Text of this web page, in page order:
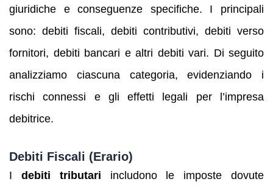
giuridiche e conseguenze specifiche. I principali
sono: debiti fiscali, debiti contributivi, debiti verso
fornitori, debiti bancari e altri debiti vari. Di seguito
analizziamo ciascuna categoria, evidenziando i
rischi connessi e gli effetti legali per l’impresa
debitrice.
Debiti Fiscali (Erario)
I debiti tributari includono le imposte dovute